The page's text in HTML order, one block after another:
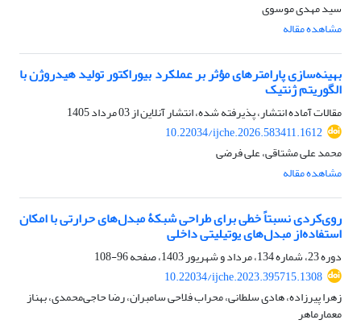
سید مهدی موسوی
مشاهده مقاله
بهینه‌سازی پارامترهای مؤثر بر عملکرد بیوراکتور تولید هیدروژن با
الگوریتم ژنتیک
مقالات آماده انتشار، پذیرفته شده، انتشار آنلاین از03 مرداد 1405
10.22034/ijche.2026.583411.1612
محمد علی مشتاقی، علی فرضی
مشاهده مقاله
روی‌کردی نسبتاً خطی برای طراحی شبکۀ مبدل‌های حرارتی با امکان
استفاده‌از مبدل‌های یوتیلیتی داخلی
دوره 23، شماره 134، مرداد و شهریور 1403، صفحه
96-108
10.22034/ijche.2023.395715.1308
زهرا پیرزاده، هادی سلطانی، محراب فلاحی سامبران، رضا حاجی‌محمدی، بهناز
معمارماهر